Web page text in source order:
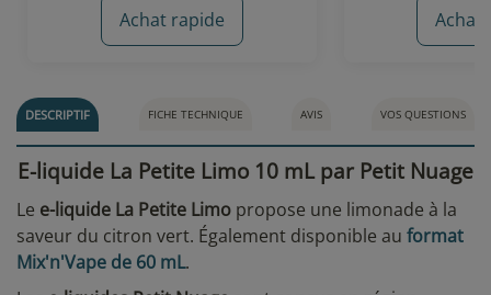
3 avis
Achat rapide Achat
DESCRIPTIF FICHE TECHNIQUE AVIS VOS QUESTIONS
E-liquide La Petite Limo 10 mL par Petit Nuage
Le e-liquide La Petite Limo propose une limonade à la
saveur du citron vert. Également disponible au format
Mix'n'Vape de 60 mL.